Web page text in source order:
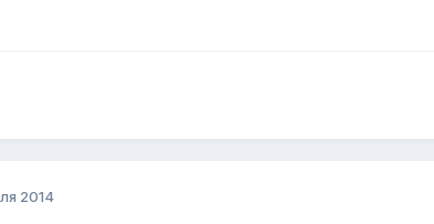
2014